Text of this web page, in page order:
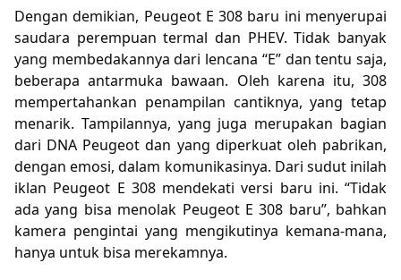
Dengan demikian, Peugeot E 308 baru ini menyerupai
saudara perempuan termal dan PHEV. Tidak banyak
yang membedakannya dari lencana “E” dan tentu saja,
beberapa antarmuka bawaan. Oleh karena itu, 308
mempertahankan penampilan cantiknya, yang tetap
menarik. Tampilannya, yang juga merupakan bagian
dari DNA Peugeot dan yang diperkuat oleh pabrikan,
dengan emosi, dalam komunikasinya. Dari sudut inilah
iklan Peugeot E 308 mendekati versi baru ini. “Tidak
ada yang bisa menolak Peugeot E 308 baru”, bahkan
kamera pengintai yang mengikutinya kemana-mana,
hanya untuk bisa merekamnya.